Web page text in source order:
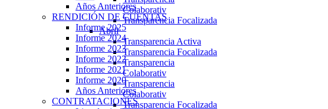
Colaborativ
Transparencia Focalizada
Abril
Transparencia Activa
Transparencia Focalizada
Transparencia
Colaborativ
Transparencia
Colaborativ
Transparencia Focalizada
Años Anteriores
RENDICIÓN DE CUENTAS
Informe 2025
Informe 2024
Informe 2023
Informe 2022
Informe 2021
Informe 2020
Años Anteriores
CONTRATACIONES